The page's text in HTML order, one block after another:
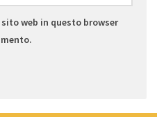
web in questo browser